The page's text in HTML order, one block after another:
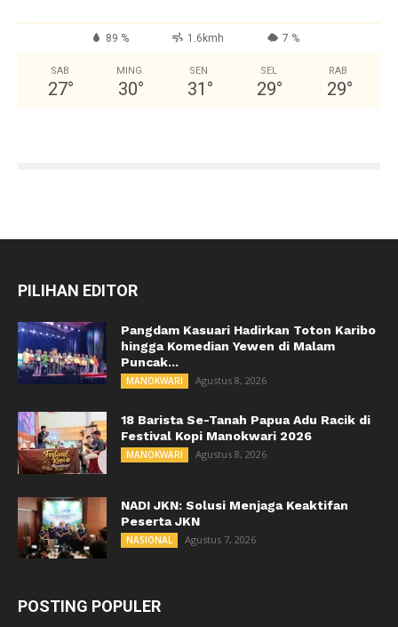
89 % 1.6kmh 7 %
SAB
27°
MING
30°
SEN
31 °
SEL
29°
RAB
29°
PILIHAN EDITOR
Pangdam Kasuari Hadirkan Toton Karibo
hingga Komedian Yewen di Malam
Puncak...
MANOKWARI Agustus 8, 2026
18 Barista Se-Tanah Papua Adu Racik di
Festival Kopi Manokwari 2026
MANOKWARI Agustus 8, 2026
NADI JKN: Solusi Menjaga Keaktifan
Peserta JKN
NASIONAL Agustus 7, 2026
POSTING POPULER